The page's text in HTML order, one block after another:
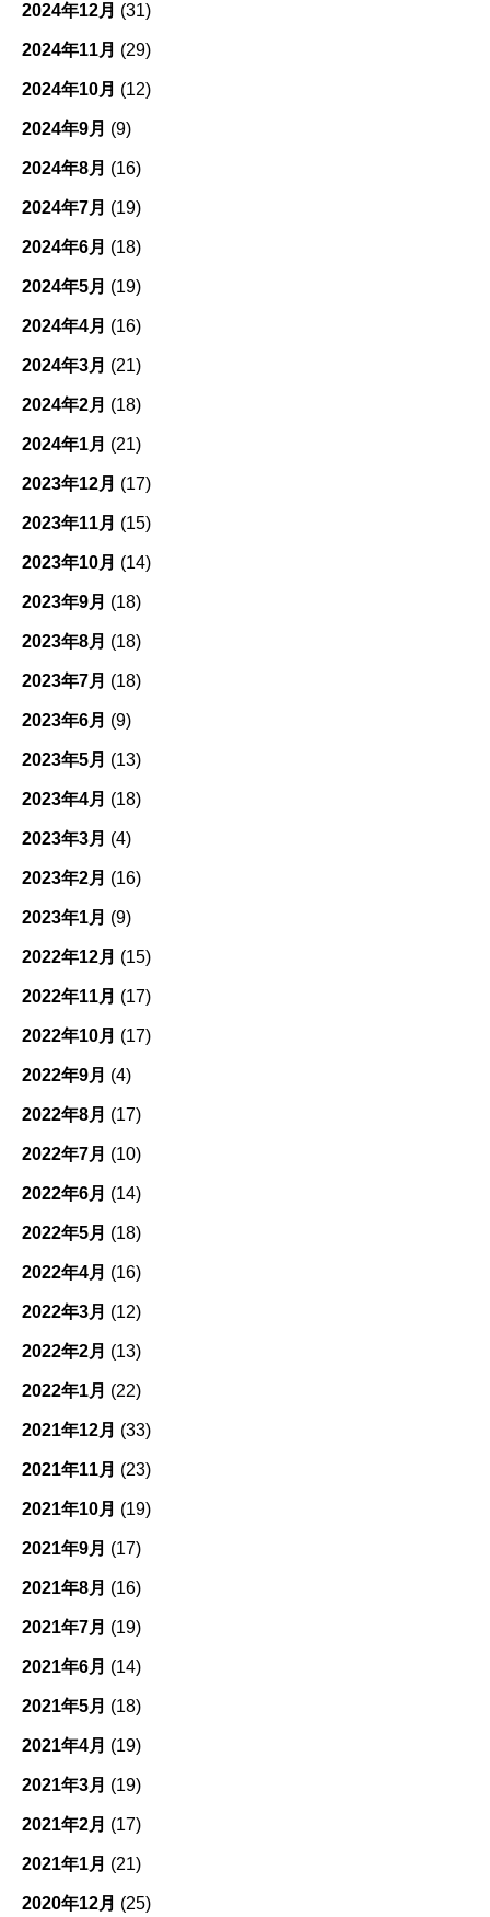
2024年12月 (31)
2024年11月 (29)
2024年10月 (12)
2024年9月 (9)
2024年8月 (16)
2024年7月 (19)
2024年6月 (18)
2024年5月 (19)
2024年4月 (16)
2024年3月 (21)
2024年2月 (18)
2024年1月 (21)
2023年12月 (17)
2023年11月 (15)
2023年10月 (14)
2023年9月 (18)
2023年8月 (18)
2023年7月 (18)
2023年6月 (9)
2023年5月 (13)
2023年4月 (18)
2023年3月 (4)
2023年2月 (16)
2023年1月 (9)
2022年12月 (15)
2022年11月 (17)
2022年10月 (17)
2022年9月 (4)
2022年8月 (17)
2022年7月 (10)
2022年6月 (14)
2022年5月 (18)
2022年4月 (16)
2022年3月 (12)
2022年2月 (13)
2022年1月 (22)
2021年12月 (33)
2021年11月 (23)
2021年10月 (19)
2021年9月 (17)
2021年8月 (16)
2021年7月 (19)
2021年6月 (14)
2021年5月 (18)
2021年4月 (19)
2021年3月 (19)
2021年2月 (17)
2021年1月 (21)
2020年12月 (25)